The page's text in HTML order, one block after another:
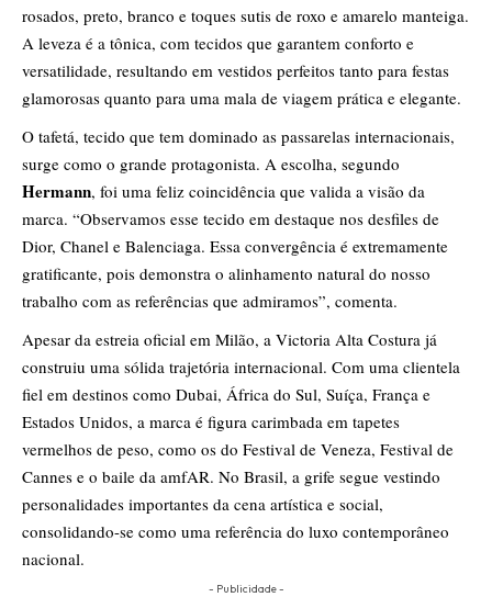
rosados, preto, branco e toques sutis de roxo e amarelo manteiga.
A leveza é a tônica, com tecidos que garantem conforto e
versatilidade, resultando em vestidos perfeitos tanto para festas
glamorosas quanto para uma mala de viagem prática e elegante.
O tafetá, tecido que tem dominado as passarelas internacionais,
surge como o grande protagonista. A escolha, segundo
Hermann, foi uma feliz coincidência que valida a visão da
marca. “Observamos esse tecido em destaque nos desfiles de
Dior, Chanel e Balenciaga. Essa convergência é extremamente
gratificante, pois demonstra o alinhamento natural do nosso
trabalho com as referências que admiramos”, comenta.
Apesar da estreia oficial em Milão, a Victoria Alta Costura já
construiu uma sólida trajetória internacional. Com uma clientela
fiel em destinos como Dubai, África do Sul, Suíça, França e
Estados Unidos, a marca é figura carimbada em tapetes
vermelhos de peso, como os do Festival de Veneza, Festival de
Cannes e o baile da amfAR. No Brasil, a grife segue vestindo
personalidades importantes da cena artística e social,
consolidando-se como uma referência do luxo contemporâneo
nacional.
- Publicidade -